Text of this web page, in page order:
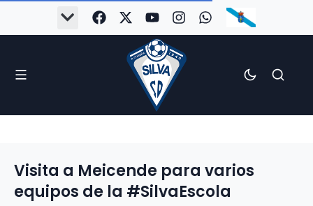
Visita a Meicende para varios
equipos de la #SilvaEscola